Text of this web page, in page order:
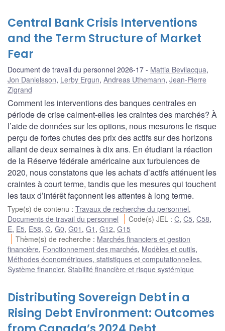
Central Bank Crisis Interventions
and the Term Structure of Market
Fear
Document de travail du personnel 2026-17 Mattia Bevilacqua,
Jon Danielsson, Lerby Ergun, Andreas Uthemann, Jean-Pierre
Zigrand
Comment les interventions des banques centrales en
période de crise calment-elles les craintes des marchés? À
l’aide de données sur les options, nous mesurons le risque
perçu de fortes chutes des prix des actifs sur des horizons
allant de deux semaines à dix ans. En étudiant la réaction
de la Réserve fédérale américaine aux turbulences de
2020, nous constatons que les achats d’actifs atténuent les
craintes à court terme, tandis que les mesures qui touchent
les taux d’intérêt façonnent les attentes à long terme.
Type(s) de contenu : Travaux de recherche du personnel,
Documents de travail du personnel
Code(s) JEL :C,C5,C58,
E, E5, E58, G, G0, G01 , G1 , G12, G15
Thème(s) de recherche : Marchés financiers et gestion
financière, Fonctionnement des marchés, Modèles et outils,
Méthodes économétriques, statistiques et computationnelles,
Système financier, Stabilité financière et risque systémique
Distributing Sovereign Debt in a
Rising Debt Environment: Outcomes